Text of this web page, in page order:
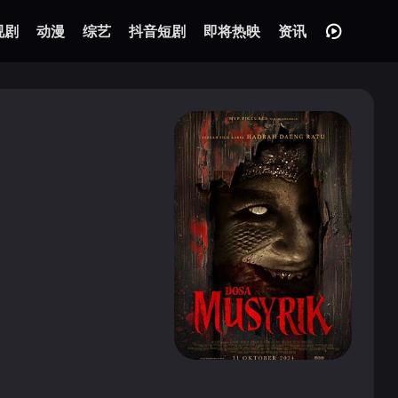
剧 动漫 综艺 抖音短剧 即将热映 资讯